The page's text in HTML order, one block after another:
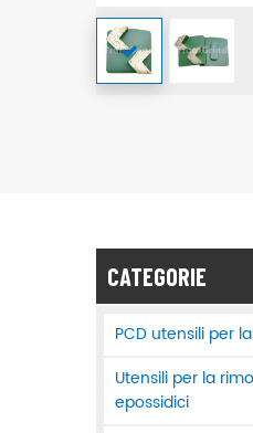
CATEGORIE
PCD utensili per
Utensili per la
epossidici